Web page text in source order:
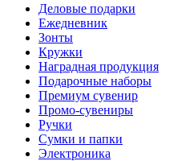
Деловые подарки
Ежедневник
Зонты
Кружки
Наградная продукция
Подарочные наборы
Премиум сувенир
Промо-сувениры
Ручки
Сумки и папки
Электроника